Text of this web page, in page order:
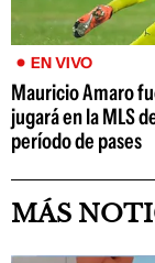
EN VIVO
Mauricio Amaro
jugará en la MLS
período de pases
MÁS